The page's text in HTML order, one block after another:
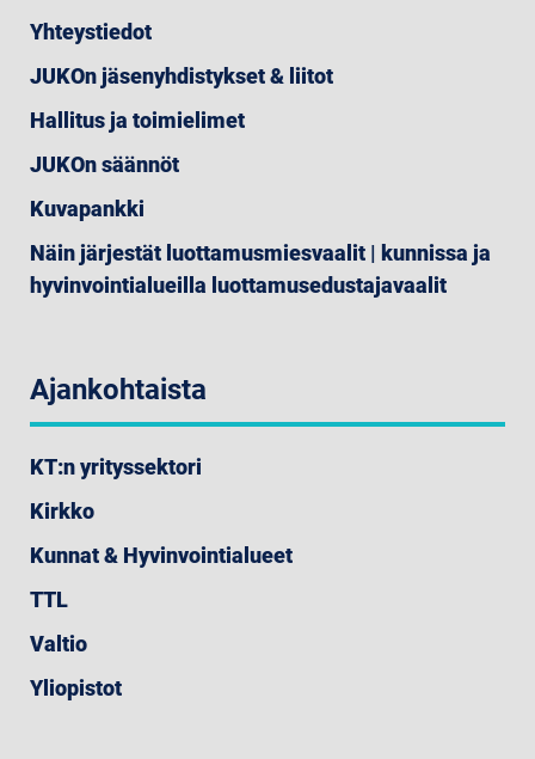
Yhteystiedot
JUKOn jäsenyhdistykset & liitot
Hallitus ja toimielimet
JUKOn säännöt
Kuvapankki
Näin järjestät luottamusmiesvaalit | kunnissa ja
hyvinvointialueilla luottamusedustajavaalit
Ajankohtaista
KT:n yrityssektori
Kirkko
Kunnat & Hyvinvointialueet
TTL
Valtio
Yliopistot